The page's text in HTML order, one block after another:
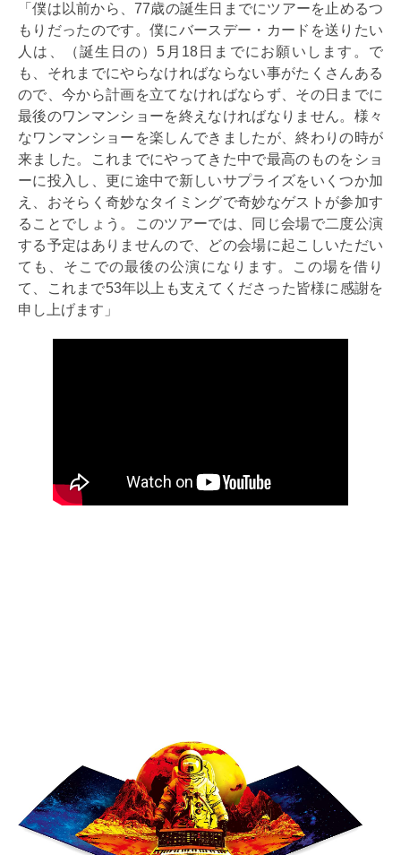
「僕は以前から、77歳の誕生日までにツアーを止めるつ
もりだったのです。僕にバースデー・カードを送りたい
人は、（誕生日の）5月18日までにお願いします。で
も、それまでにやらなければならない事がたくさんある
ので、今から計画を立てなければならず、その日までに
最後のワンマンショーを終えなければなりません。様々
なワンマンショーを楽しんできましたが、終わりの時が
来ました。これまでにやってきた中で最高のものをショ
ーに投入し、更に途中で新しいサプライズをいくつか加
え、おそらく奇妙なタイミングで奇妙なゲストが参加す
ることでしょう。このツアーでは、同じ会場で二度公演
する予定はありませんので、どの会場に起こしいただい
ても、そこでの最後の公演になります。この場を借り
て、これまで53年以上も支えてくださった皆様に感謝を
申し上げます」